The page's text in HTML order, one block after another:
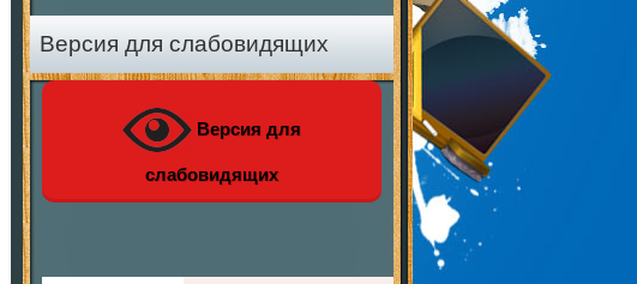
Версия для слабовидящих
Версия для
слабовидящих